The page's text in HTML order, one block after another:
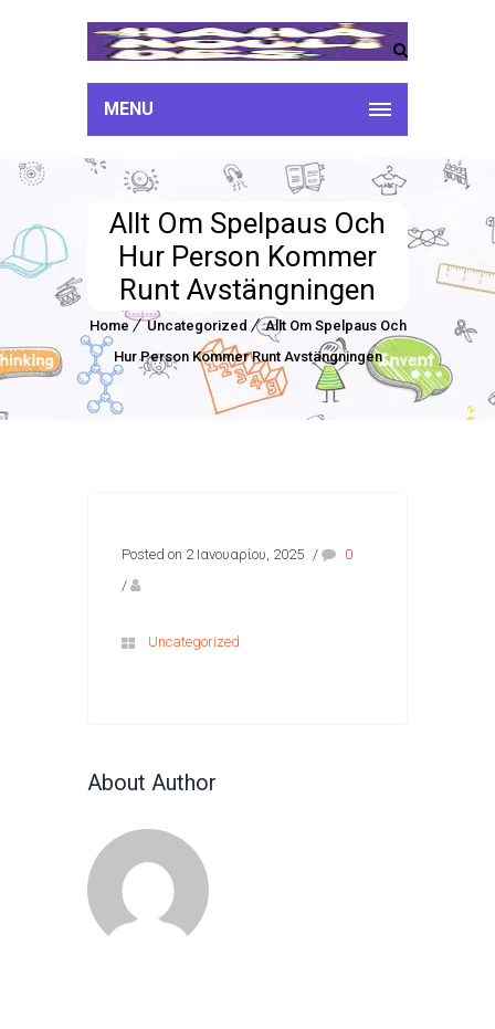
MENU
Allt Om Spelpaus Och
Hur Person Kommer
Runt Avstängningen
Home Uncategorized
Allt Om Spelpaus Och
Hur Person Kommer Runt Avstängningen
Posted on 2 Ιανουαρίου, 2025 /
0
/
Uncategorized
About Author